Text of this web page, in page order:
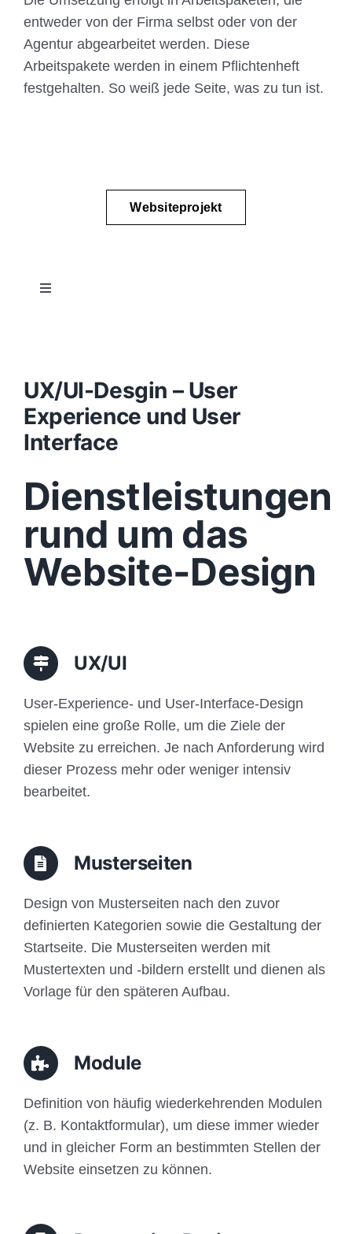
entweder von der Firma selbst oder von der
Agentur abgearbeitet werden. Diese
Arbeitspakete werden in einem Pflichtenheft
festgehalten. So weiß jede Seite, was zu tun ist.
Websiteprojekt
Toggle
Konzept
Design
Content
Funktionen
Aufbau
UX/UI-Desgin – User
Experience und User
Interface
Dienstleistungen
rund um das
Website-Design
UX/UI
User-Experience- und User-Interface-Design
spielen eine große Rolle, um die Ziele der
Website zu erreichen. Je nach Anforderung wird
dieser Prozess mehr oder weniger intensiv
bearbeitet.
Musterseiten
Design von Musterseiten nach den zuvor
definierten Kategorien sowie die Gestaltung der
Startseite. Die Musterseiten werden mit
Mustertexten und -bildern erstellt und dienen als
Vorlage für den späteren Aufbau.
Module
Definition von häufig wiederkehrenden Modulen
(z. B. Kontaktformular), um diese immer wieder
und in gleicher Form an bestimmten Stellen der
Website einsetzen zu können.